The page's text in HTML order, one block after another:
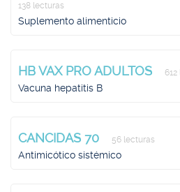
138 lecturas
Suplemento alimenticio
HB VAX PRO ADULTOS
Vacuna hepatitis B
CANCIDAS 70 56 lecturas
Antimicótico sistémico